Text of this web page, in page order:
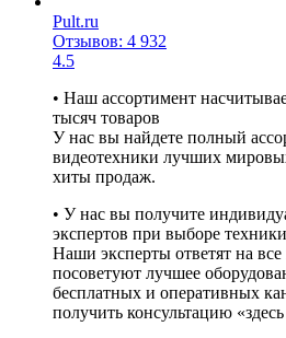
Pult.ru
Отзывов: 4 932
4.5
• Наш ассортимент
тысяч товаров
У нас вы найдете полный
видеотехники лучших
хиты продаж.
• У нас вы получите
экспертов при выборе техники
Наши эксперты ответят на
посоветуют лучшее
бесплатных и оперативных
получить консультацию